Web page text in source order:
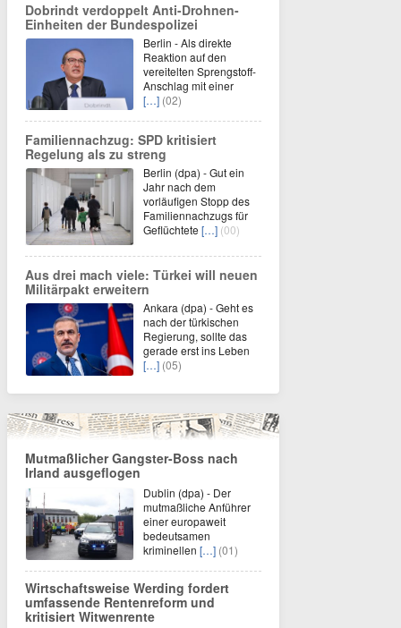
Dobrindt verdoppelt Anti-Drohnen-
Einheiten der Bundespolizei
Berlin - Als direkte
Reaktion auf den
vereitelten Sprengstoff-
Anschlag mit einer
[…] (02)
Familiennachzug: SPD kritisiert
Regelung als zu streng
Berlin (dpa) - Gut ein
Jahr nach dem
vorläufigen Stopp des
Familiennachzugs für
Geflüchtete […] (00)
Aus drei mach viele: Türkei will neuen
Militärpakt erweitern
Ankara (dpa) - Geht es
nach der türkischen
Regierung, sollte das
gerade erst ins Leben
[…] (05)
Mutmaßlicher Gangster-Boss nach
Irland ausgeflogen
Dublin (dpa) - Der
mutmaßliche Anführer
einer europaweit
bedeutsamen
kriminellen […] (01)
Wirtschaftsweise Werding fordert
umfassende Rentenreform und
kritisiert Witwenrente